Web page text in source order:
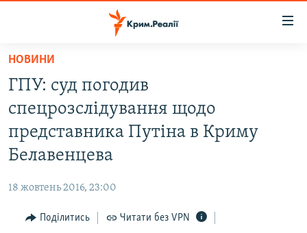
Перейти
основного
матеріалу
Перейти
до
основної
Перейти
пошуку
ВОДА.КРИМ
ВІДЕО ТА ФОТО
ПОЛІТИКА
ІНТЕРВ'Ю
НОВИНИ
ГПУ: суд погодив
спецрозслідування щодо
представника Путіна в Криму
Белавенцева
18 жовтень 2016, 23:00
Поділитись Читати без VPN